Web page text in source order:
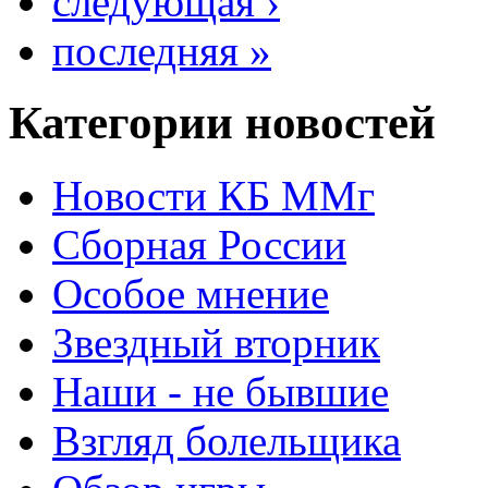
последняя »
Категории новостей
Новости КБ ММг
Сборная России
Особое мнение
Звездный вторник
Наши - не бывшие
Взгляд болельщика